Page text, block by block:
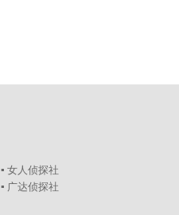
▪ 女人侦探社
▪ 广达侦探社